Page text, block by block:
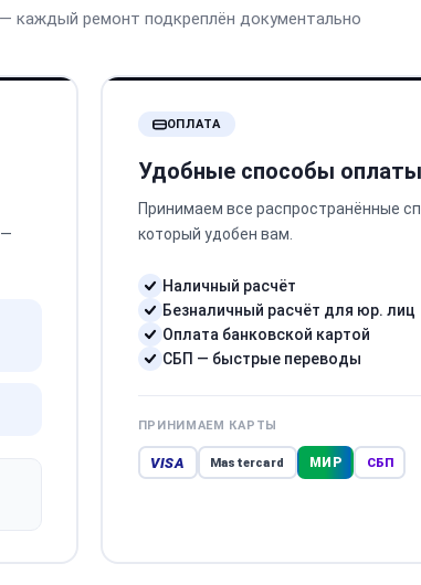
каждый ремонт подкреплён документально
ОПЛАТА
Удобные способы оплаты
Принимаем все распространённые
который удобен вам.
Наличный расчёт
Безналичный расчёт для юр. лиц
Оплата банковской картой
СБП — быстрые переводы
ПРИНИМАЕМ КАРТЫ
VISA Mastercard МИР СБП